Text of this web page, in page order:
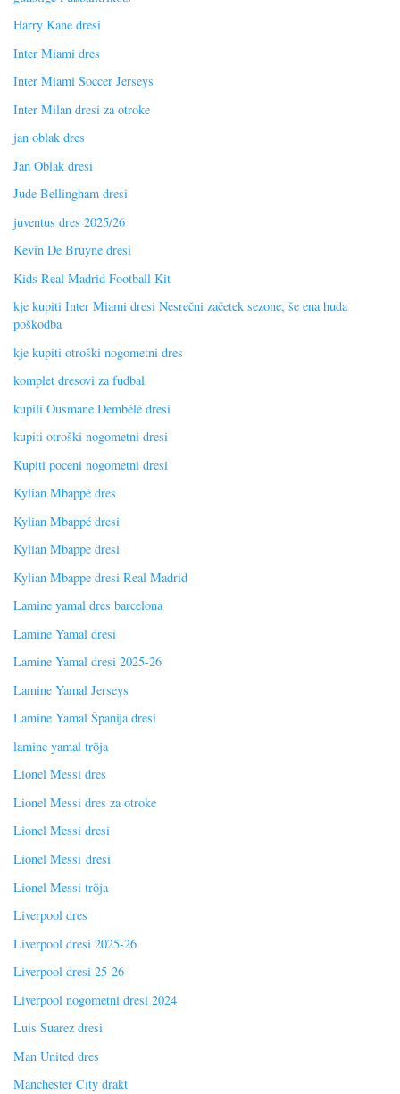
Harry Kane dresi
Inter Miami dres
Inter Miami Soccer Jerseys
Inter Milan dresi za otroke
jan oblak dres
Jan Oblak dresi
Jude Bellingham dresi
juventus dres 2025/26
Kevin De Bruyne dresi
Kids Real Madrid Football Kit
kje kupiti Inter Miami dresi Nesrečni začetek sezone, še ena huda
poškodba
kje kupiti otroški nogometni dres
komplet dresovi za fudbal
kupili Ousmane Dembélé dresi
kupiti otroški nogometni dresi
Kupiti poceni nogometni dresi
Kylian Mbappé dres
Kylian Mbappé dresi
Kylian Mbappe dresi
Kylian Mbappe dresi Real Madrid
Lamine yamal dres barcelona
Lamine Yamal dresi
Lamine Yamal dresi 2025-26
Lamine Yamal Jerseys
Lamine Yamal Španija dresi
lamine yamal tröja
Lionel Messi dres
Lionel Messi dres za otroke
Lionel Messi dresi
Lionel Messi dresi
Lionel Messi tröja
Liverpool dres
Liverpool dresi 2025-26
Liverpool dresi 25-26
Liverpool nogometni dresi 2024
Luis Suarez dresi
Man United dres
Manchester City drakt